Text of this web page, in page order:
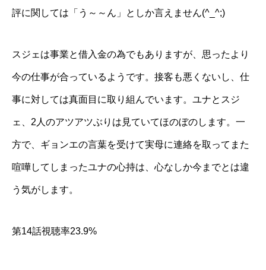
評に関しては「う～～ん」としか言えません(^_^;)
スジェは事業と借入金の為でもありますが、思ったより
今の仕事が合っているようです。接客も悪くないし、仕
事に対しては真面目に取り組んでいます。ユナとスジ
ェ、2人のアツアツぶりは見ていてほのぼのします。一
方で、ギョンエの言葉を受けて実母に連絡を取ってまた
喧嘩してしまったユナの心持は、心なしか今までとは違
う気がします。
第14話視聴率23.9%